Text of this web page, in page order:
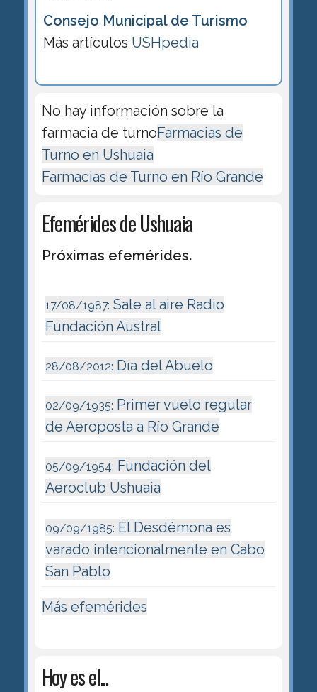
Consejo Municipal de Turismo
Más artículos USHpedia
No hay información sobre la
farmacia de turnoFarmacias de
Turno en Ushuaia
Farmacias de Turno en Río Grande
Efemérides de Ushuaia
Próximas efemérides.
17/08/1987: Sale al aire Radio
Fundación Austral
28/08/2012: Día del Abuelo
02/09/1935: Primer vuelo regular
de Aeroposta a Río Grande
05/09/1954: Fundación del
Aeroclub Ushuaia
09/09/1985: El Desdémona es
varado intencionalmente en Cabo
San Pablo
Más efemérides
Hoy es el...